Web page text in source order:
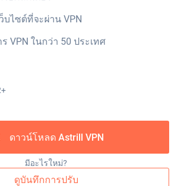
บไซต์ที่จะผ่าน VPN
VPN ในกว่า 50 ประเทศ
ดาวน์โหลด Astrill VPN
มีอะไรใหม่?
ดูบันทึกการปรับ